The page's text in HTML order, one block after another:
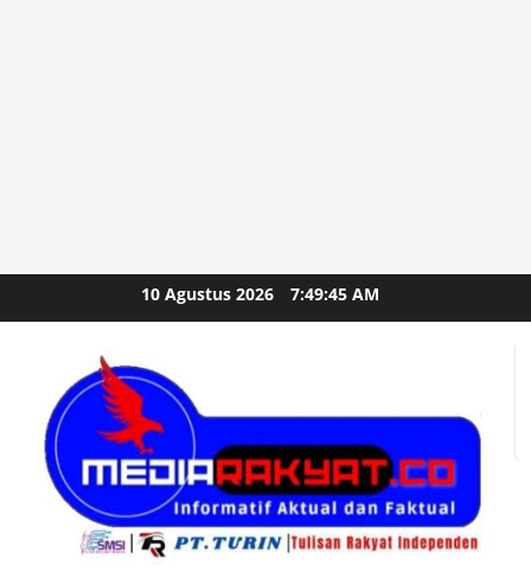
to
10 Agustus 2026 7:49:47 AM